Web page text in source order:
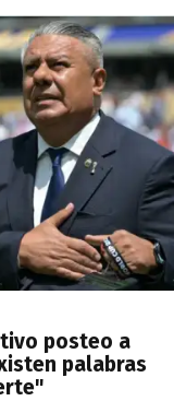
posteo a
palabras